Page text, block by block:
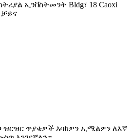
ኢንቨስትመንት Bldg፣ 18 Caoxi
ቻይና
ጥያቄዎች እባክዎን ኢሜልዎን ለእኛ